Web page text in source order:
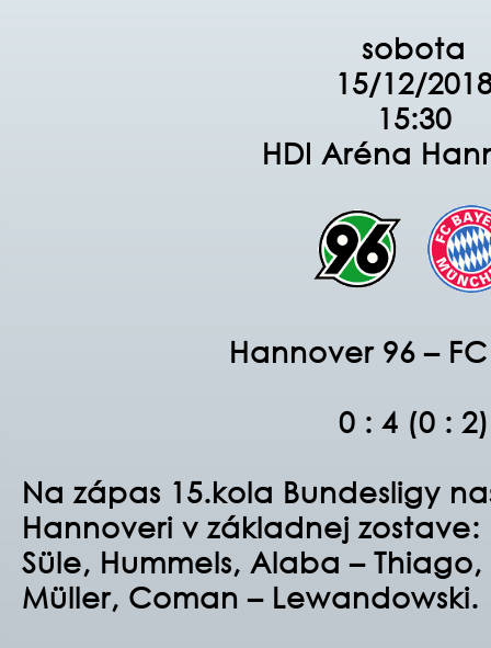
sobota
15/12/
15:30
HDI Aréna
Hannover 96 –
0 : 4 (0 : 2)
Na zápas 15.kola Bundesligy
Hannoveri v základnej zostave:
Süle, Hummels, Alaba –
Müller, Coman – Lewandowski.